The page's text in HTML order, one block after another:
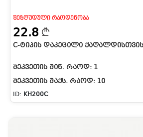
22.8
ᲨᲔᲖᲦᲣᲓᲣᲚᲘ ᲠᲐᲝᲓᲔᲜᲝᲑᲐ
C-ᲢᲘᲞᲘᲡ ᲓᲐᲙᲔᲪᲘᲚᲘ
ᲨᲔᲙᲕᲔᲗᲘᲡ ᲛᲘᲜ. ᲠᲐᲝᲓ: 1
ᲨᲔᲙᲕᲔᲗᲘᲡ ᲛᲐᲥᲡ. ᲠᲐᲝᲓ: 10
ID: KH200C